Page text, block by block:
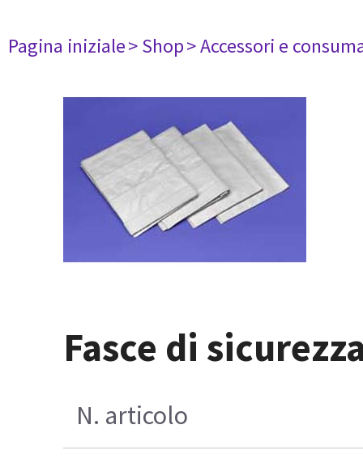
Pagina iniziale> Shop> Accessori e
Fasce di
N. articolo